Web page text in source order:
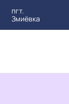
пгт.
Змиёвка